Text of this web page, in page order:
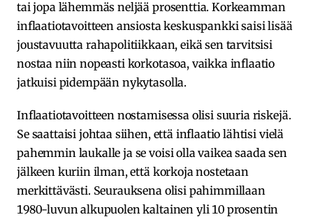
tai jopa lähemmäs neljää prosenttia. Korkeamman
inflaatiotavoitteen ansiosta keskuspankki saisi lisää
joustavuutta rahapolitiikkaan, eikä sen tarvitsisi
nostaa niin nopeasti korkotasoa, vaikka inflaatio
jatkuisi pidempään nykytasolla.
Inflaatiotavoitteen nostamisessa olisi suuria riskejä.
Se saattaisi johtaa siihen, että inflaatio lähtisi vielä
pahemmin laukalle ja se voisi olla vaikea saada sen
jälkeen kuriin ilman, että korkoja nostetaan
merkittävästi. Seurauksena olisi pahimmillaan
1980-luvun alkupuolen kaltainen yli 10 prosentin